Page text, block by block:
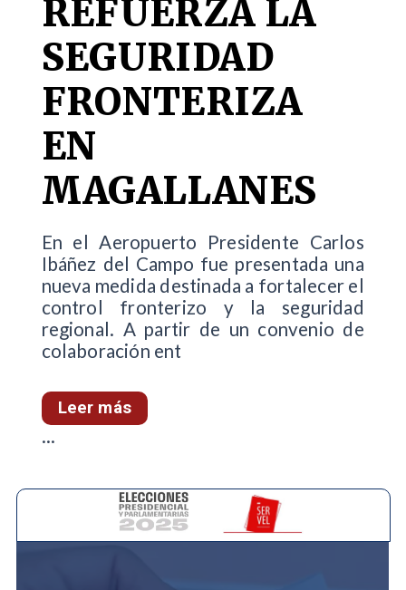
REFUERZA LA
SEGURIDAD
FRONTERIZA
EN
MAGALLANES
En el Aeropuerto Presidente Carlos
Ibáñez del Campo fue presentada una
nueva medida destinada a fortalecer el
control fronterizo y la seguridad
regional. A partir de un convenio de
colaboración ent
Leer más
...